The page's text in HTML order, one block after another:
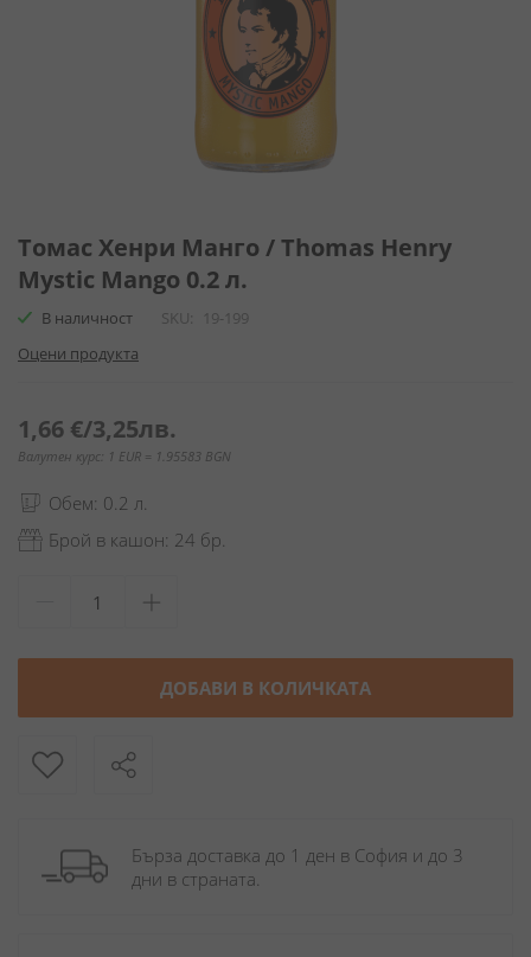
към
началото
на
галерия
снимки
Томас Хенри Манго / Thomas Henry
Mystic Mango 0.2 л.
В наличност SKU
19-199
Оцени продукта
1,66 €/3,25лв.
Валутен курс: 1 EUR = 1.95583 BGN
Обем: 0.2 л.
Брой в кашон: 24 бр.
ДОБАВИ В КОЛИЧКАТА
Бърза доставка до 1 ден в София и до 3
дни в страната.